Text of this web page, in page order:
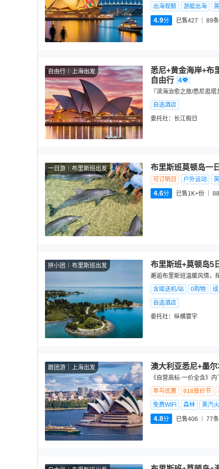
出海观鲸
游艇出海
4.9分 已售427 89
自由行 上海出发
悉尼+黄金海岸+布
自由行
『滨海治愈之旅/悉尼逛
自选酒店
委托社： 长江假日
一日游 布里斯班出发 布里斯班莫顿岛一
可订明日 户外运动
4.6分 已售1K+份 88
拼小团 布里斯班出发 布里斯班+莫顿岛5
邂逅布里斯班温暖风情，
含接送机/站
0购物
自选酒店
委托社： 纵横寰宇
跟团游 上海出发 澳大利亚悉尼+墨
《自营高标·一价全含》
早鸟优惠
818放价节
免费WIFI
森林 蒸汽
4.8分 已售406 77